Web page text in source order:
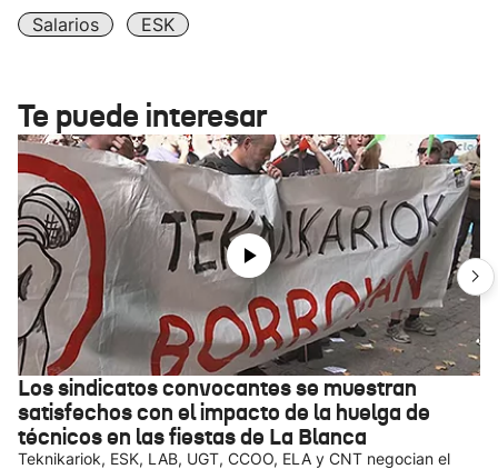
Salarios
ESK
Te puede interesar
Los sindicatos convocantes se muestran
satisfechos con el impacto de la huelga de
técnicos en las fiestas de La Blanca
Teknikariok, ESK, LAB, UGT, CCOO, ELA y CNT negocian el